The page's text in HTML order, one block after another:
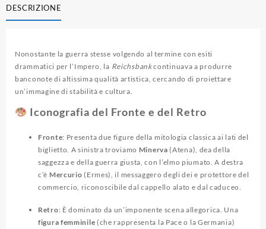
DESCRIZIONE
Nonostante la guerra stesse volgendo al termine con esiti
drammatici per l’Impero, la Reichsbankcontinuava a produrre
banconote di altissima qualità artistica, cercando di proiettare
un’immagine di stabilità e cultura.
Iconografia del Fronte e del Retro
Fronte: Presenta due figure della mitologia classica ai lati del
biglietto. A sinistra troviamo Minerva (Atena), dea della
saggezza e della guerra giusta, con l’elmo piumato. A destra
c’è Mercurio (Ermes), il messaggero degli dei e protettore del
commercio, riconoscibile dal cappello alato e dal caduceo.
Retro: È dominato da un’imponente scena allegorica. Una
figura femminile (che rappresenta la Pace o la Germania)